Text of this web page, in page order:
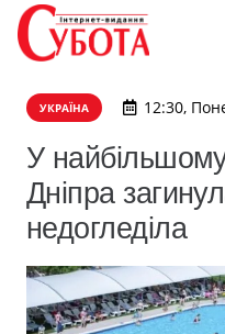
УКРАЇНА 12:30,
У
Дніпра
недогледіла